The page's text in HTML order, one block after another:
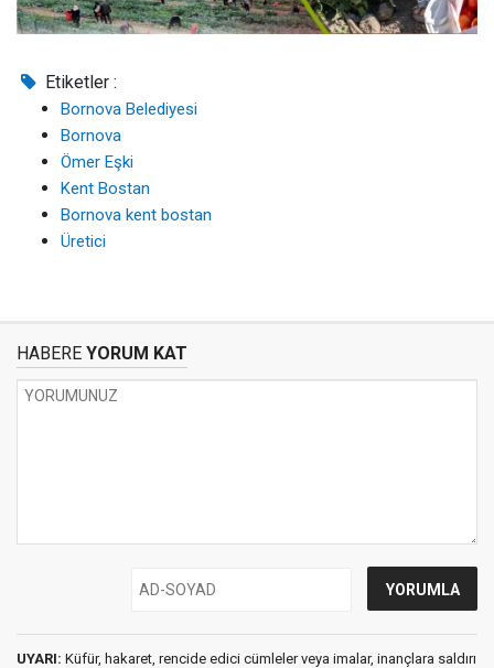
Etiketler :
Bornova Belediyesi
Bornova
Ömer Eşki
Kent Bostan
Bornova kent bostan
Üretici
HABERE YORUM KAT
UYARI: Küfür, hakaret, rencide edici cümleler veya imalar, inançlara saldırı